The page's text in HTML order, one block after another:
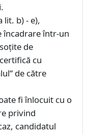
lit. b) - e),
încadrare într-un
de
cu
de către
fi înlocuit cu o
privind
candidatul